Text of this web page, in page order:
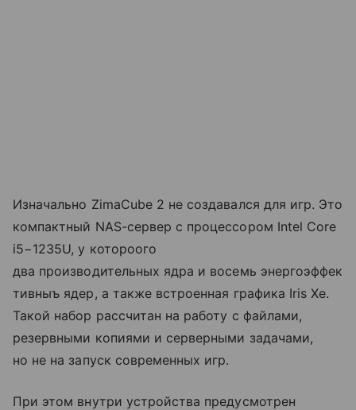
Изначально ZimaCube 2 не создавался для игр. Это
компактный NAS-сервер с процессором Intel Core
i5−1235U, у котороого
два производительных ядра и восемь энергоэффек
тивныъ ядер, а также встроенная графика Iris Xe.
Такой набор рассчитан на работу с файлами,
резервными копиями и серверными задачами,
но не на запуск современных игр.
При этом внутри устройства предусмотрен